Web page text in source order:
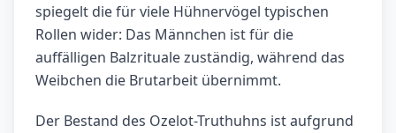
spiegelt die für viele Hühnervögel typischen
Rollen wider: Das Männchen ist für die
auffälligen Balzrituale zuständig, während das
Weibchen die Brutarbeit übernimmt.
Der Bestand des Ozelot-Truthuhns ist aufgrund